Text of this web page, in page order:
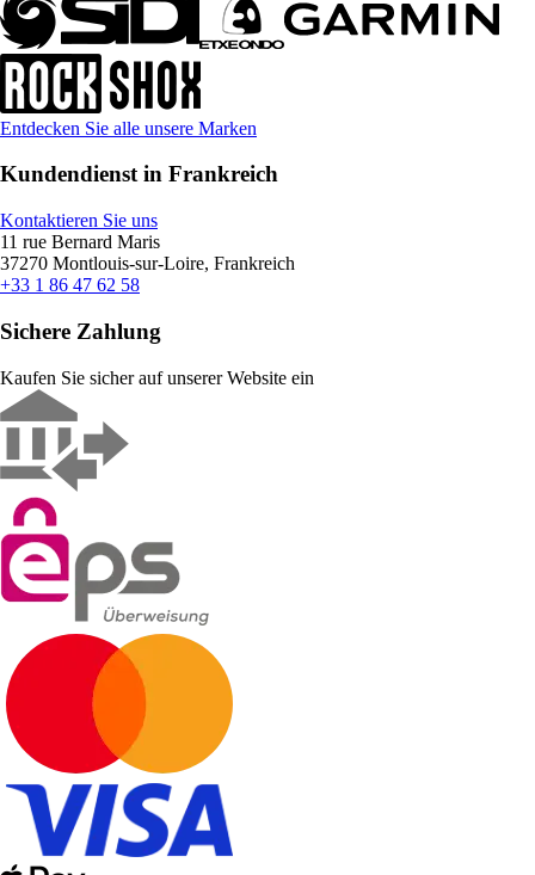
Entdecken Sie alle unsere Marken
Kundendienst in Frankreich
Kontaktieren Sie uns
11 rue Bernard Maris
37270 Montlouis-sur-Loire, Frankreich
+33 1 86 47 62 58
Sichere Zahlung
Kaufen Sie sicher auf unserer Website ein